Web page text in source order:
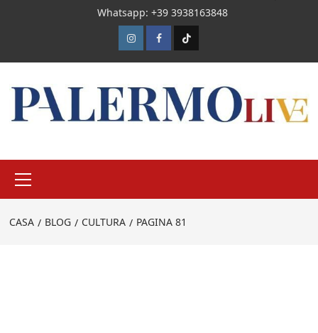
Whatsapp: +39 3938163848
InstagramFacebook
TikTok
principale
CASA BLOG CULTURA PAGINA 81